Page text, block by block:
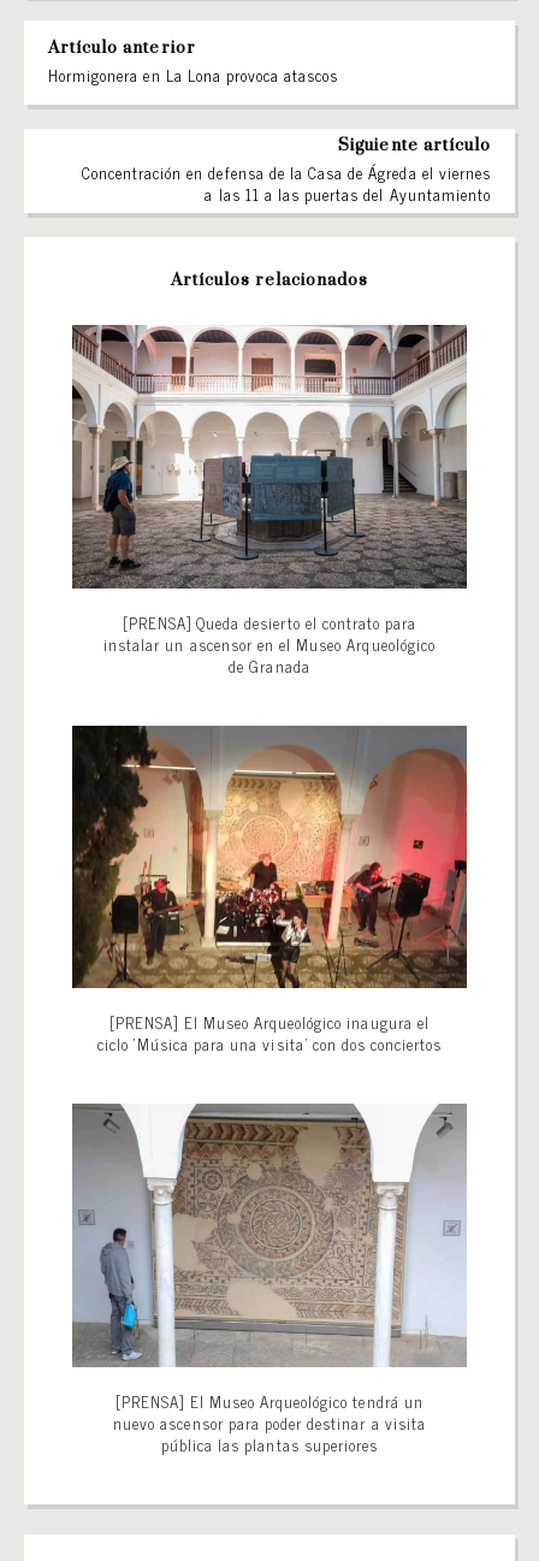
Artículo anterior
Hormigonera en La Lona provoca atascos
Siguiente artículo
Concentración en defensa de la Casa de Ágreda el viernes
a las 11 a las puertas del Ayuntamiento
Artículos relacionados
[PRENSA] Queda desierto el contrato para
instalar un ascensor en el Museo Arqueológico
de Granada
[PRENSA] El Museo Arqueológico inaugura el
ciclo ‘Música para una visita’ con dos conciertos
[PRENSA] El Museo Arqueológico tendrá un
nuevo ascensor para poder destinar a visita
pública las plantas superiores